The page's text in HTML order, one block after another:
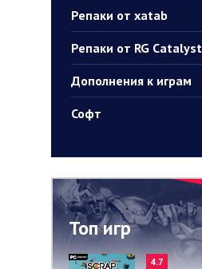
Репаки от xatab
Репаки от RG Catalyst
Дополнения к играм
Софт
Топ игр
4.7